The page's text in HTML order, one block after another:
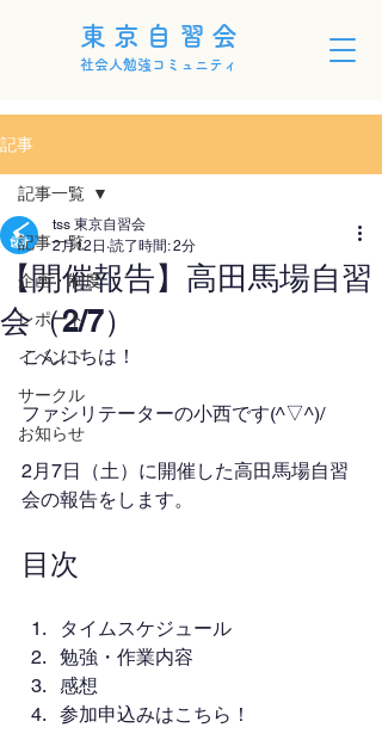
東京自習会
社会人勉強コミュニティ
記事
記事一覧
企画・制度
レポート
イベント
サークル
お知らせ
記事一覧
【開催報告】高田馬場自習
会（2/7）
tss 東京自習会
2月12日 読了時間: 2分
こんにちは！
ファシリテーターの小西です(^▽^)/
2月7日（土）に開催した高田馬場自習
会の報告をします。
目次
タイムスケジュール
勉強・作業内容
感想
参加申込みはこちら！